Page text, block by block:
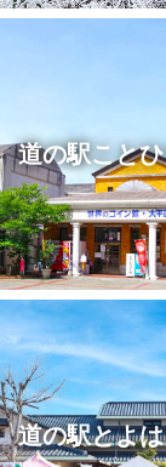
道の駅こと
道の駅とよ